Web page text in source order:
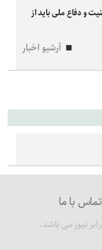
و دفاع ملی باید از
آرشیو اخبار
تماس با ما
نیوز می باشد.